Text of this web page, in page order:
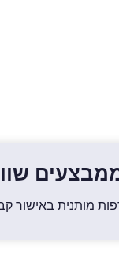
מותנית באישור